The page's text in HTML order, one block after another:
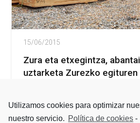
15/06/2015
Zura eta etxegintza,
uztarketa Zurezko egituren
Utilizamos cookies para optimizar
nuestro servicio. Política de cookies -